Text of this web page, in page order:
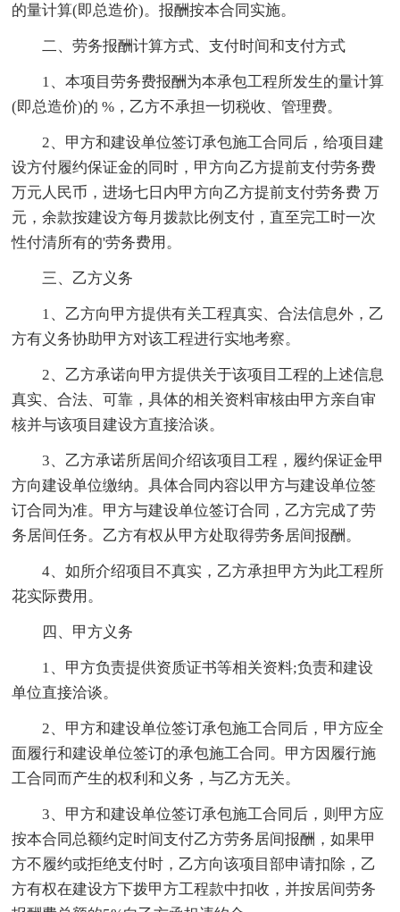
的量计算(即总造价)。报酬按本合同实施。
二、劳务报酬计算方式、支付时间和支付方式
1、本项目劳务费报酬为本承包工程所发生的量计算
(即总造价)的 %，乙方不承担一切税收、管理费。
2、甲方和建设单位签订承包施工合同后，给项目建
设方付履约保证金的同时，甲方向乙方提前支付劳务费
万元人民币，进场七日内甲方向乙方提前支付劳务费 万
元，余款按建设方每月拨款比例支付，直至完工时一次
性付清所有的'劳务费用。
三、乙方义务
1、乙方向甲方提供有关工程真实、合法信息外，乙
方有义务协助甲方对该工程进行实地考察。
2、乙方承诺向甲方提供关于该项目工程的上述信息
真实、合法、可靠，具体的相关资料审核由甲方亲自审
核并与该项目建设方直接洽谈。
3、乙方承诺所居间介绍该项目工程，履约保证金甲
方向建设单位缴纳。具体合同内容以甲方与建设单位签
订合同为准。甲方与建设单位签订合同，乙方完成了劳
务居间任务。乙方有权从甲方处取得劳务居间报酬。
4、如所介绍项目不真实，乙方承担甲方为此工程所
花实际费用。
四、甲方义务
1、甲方负责提供资质证书等相关资料;负责和建设
单位直接洽谈。
2、甲方和建设单位签订承包施工合同后，甲方应全
面履行和建设单位签订的承包施工合同。甲方因履行施
工合同而产生的权利和义务，与乙方无关。
3、甲方和建设单位签订承包施工合同后，则甲方应
按本合同总额约定时间支付乙方劳务居间报酬，如果甲
方不履约或拒绝支付时，乙方向该项目部申请扣除，乙
方有权在建设方下拨甲方工程款中扣收，并按居间劳务